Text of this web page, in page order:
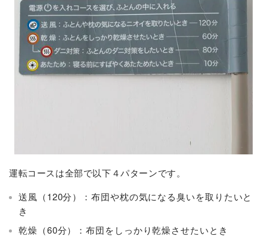
運転コースは全部で以下４パターンです。
送風（120分）：布団や枕の気になる臭いを取りたいと
き
乾燥（60分）：布団をしっかり乾燥させたいとき